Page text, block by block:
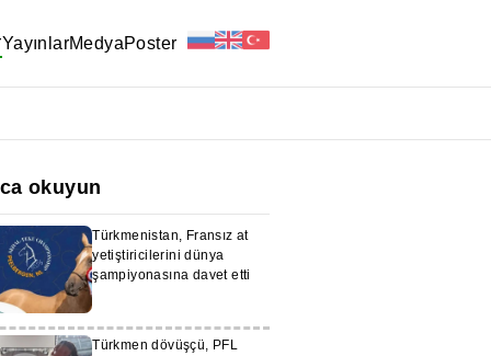
YayınlarMedyaPoster
okuyun
Türkmenistan, Fransız at
yetiştiricilerini dünya
şampiyonasına davet etti
Türkmen dövüşçü, PFL